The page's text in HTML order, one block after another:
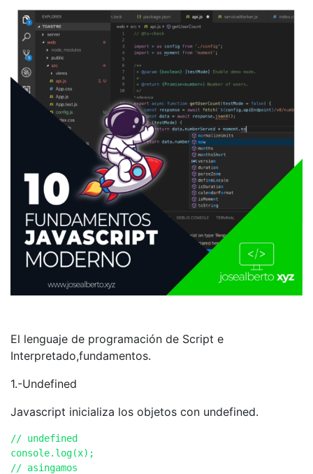
El lenguaje de programación de Script e
Interpretado,fundamentos.
1.-Undefined
Javascript inicializa los objetos con undefined.
// undefined
console.log(x);
// asingamos